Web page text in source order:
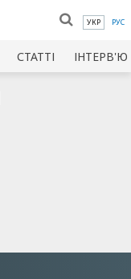
УКР РУС
СТАТТІ ІНТЕРВ'Ю